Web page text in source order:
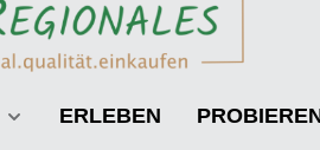
ERLEBEN